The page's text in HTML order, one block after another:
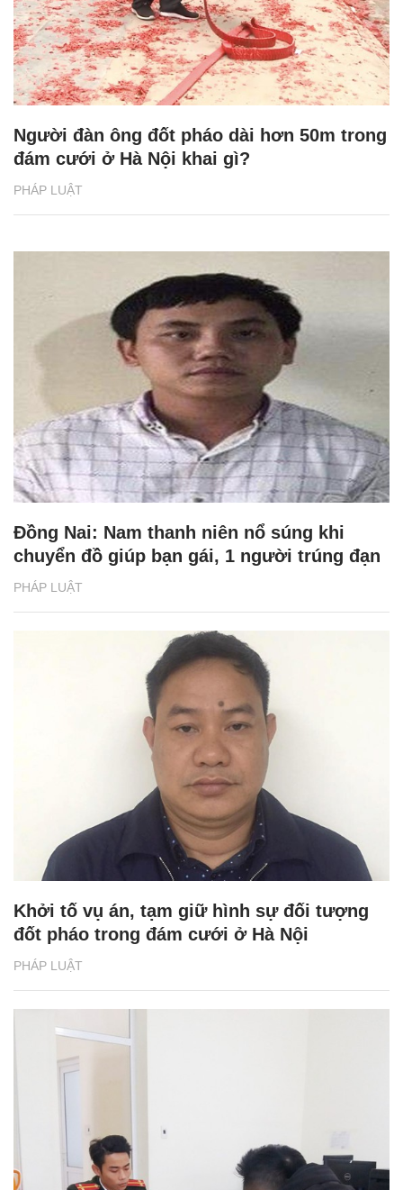
PHÁP LUẬT
Người đàn ông đốt pháo dài hơn 50m trong
đám cưới ở Hà Nội khai gì?
PHÁP LUẬT
Đồng Nai: Nam thanh niên nổ súng khi
chuyển đồ giúp bạn gái, 1 người trúng đạn
PHÁP LUẬT
Khởi tố vụ án, tạm giữ hình sự đối tượng
đốt pháo trong đám cưới ở Hà Nội